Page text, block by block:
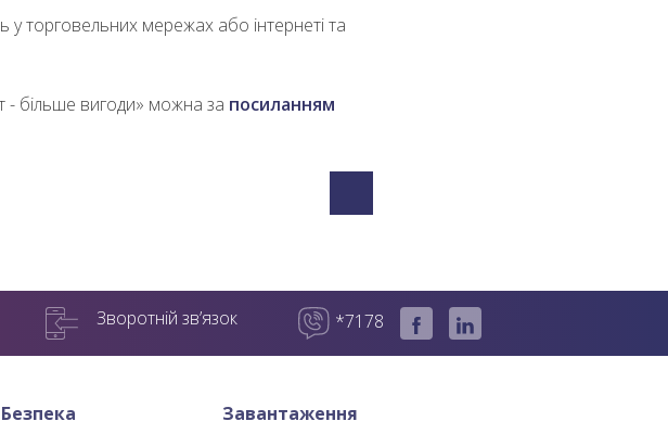
у торговельних мережах або інтернеті та
- більше вигоди» можна за посиланням
Зворотній зв’язок *7178
Завантаження